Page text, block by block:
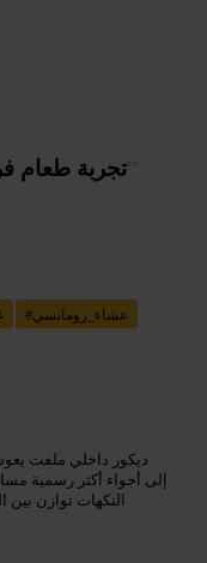
تجربة طعام”
#عشاء_رومانسي
ديكور داخلي ملفت
إلى أجواء أكثر رسمية
النكهات توازن بين